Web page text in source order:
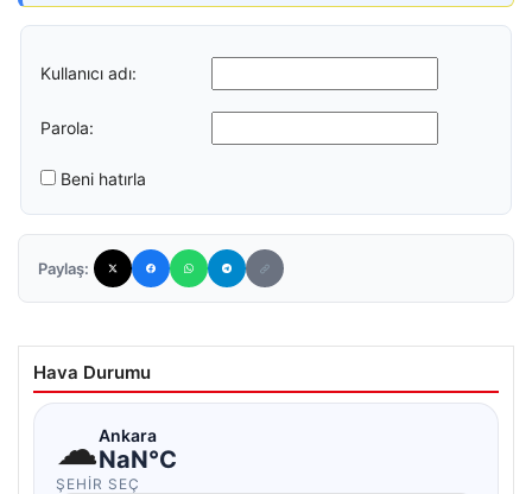
Kullanıcı adı:
Parola:
Beni hatırla
Paylaş:
Hava Durumu
☁Ankara
NaN°C
ŞEHIR SEÇ